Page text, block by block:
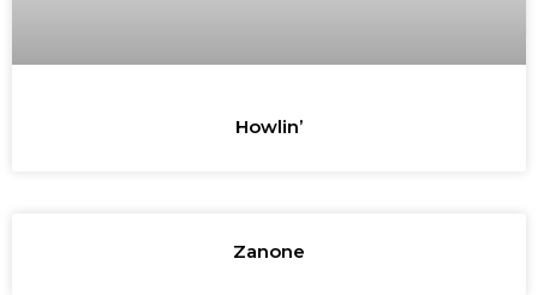
Howlin’
Zanone